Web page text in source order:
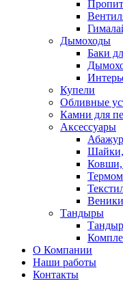
Дымоходы
Баки
Купели
Обливные
Камни для
Аксессуары
Шайки,
Ковши,
Тандыры
О Компании
Наши работы
Контакты